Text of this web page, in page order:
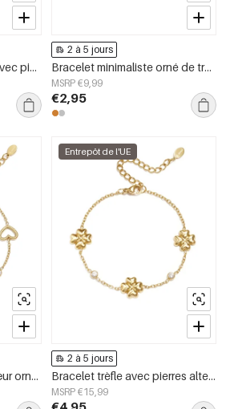
Bracelet d&#39;amour avec pierres pendantes
2 à 5 jours
Bracelet minimaliste orné de trèfles et de perles
MSRP €9,99
€2,95
Bracelet en forme de cœur orné de pierres alternées
Entrepôt de l'UE
2 à 5 jours
Bracelet trèfle avec pierres alternées
MSRP €15,99